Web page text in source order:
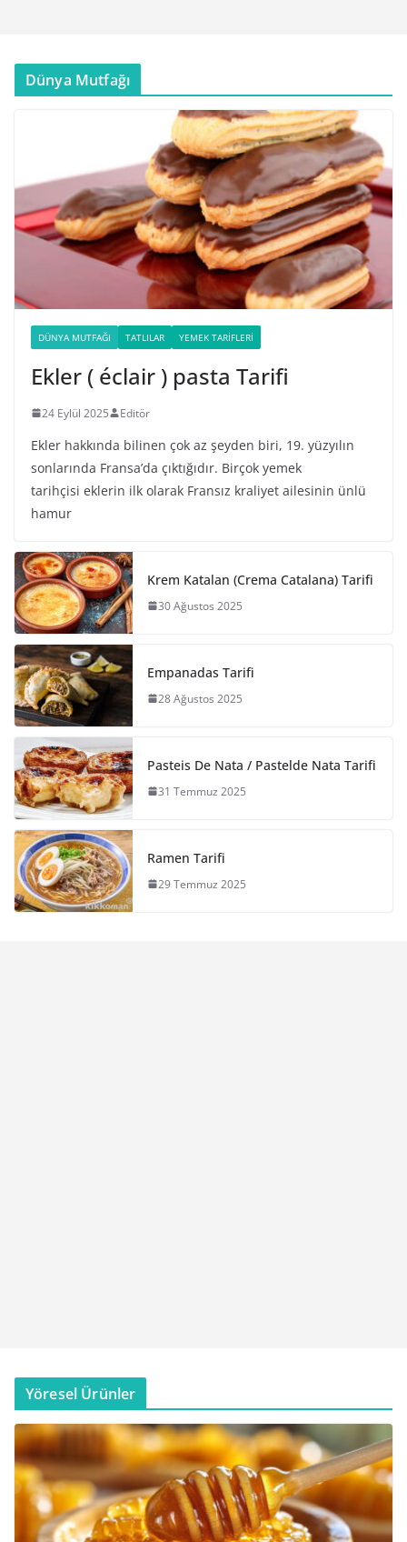
Dünya Mutfağı
DÜNYA MUTFAĞI TATLILAR YEMEK TARIFLERI
Ekler ( éclair ) pasta Tarifi
24 Eylül 2025 Editör
Ekler hakkında bilinen çok az şeyden biri, 19. yüzyılın
sonlarında Fransa’da çıktığıdır. Birçok yemek
tarihçisi eklerin ilk olarak Fransız kraliyet ailesinin ünlü
hamur
Krem Katalan (Crema Catalana) Tarifi
30 Ağustos 2025
Empanadas Tarifi
28 Ağustos 2025
Pasteis De Nata / Pastelde Nata Tarifi
31 Temmuz 2025
Ramen Tarifi
29 Temmuz 2025
Yöresel Ürünler